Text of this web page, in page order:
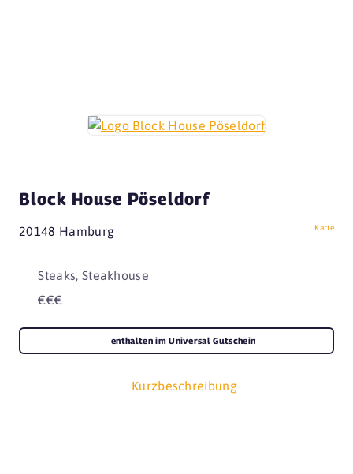
Block House Pöseldorf
20148 Hamburg Karte
Steaks, Steakhouse
€€€
Kurzbeschreibung
enthalten im Universal Gutschein